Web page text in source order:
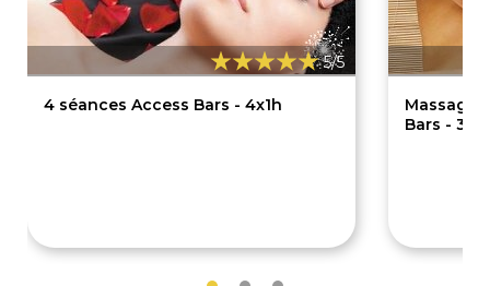
5/5
4 séances Access Bars - 4x1h
Massage
Bars - 30